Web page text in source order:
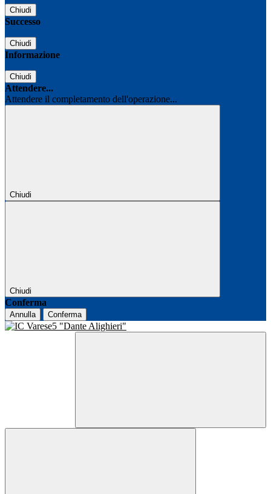
Chiudi
Successo
Chiudi
Informazione
Chiudi
Attendere...
Attendere il completamento dell'operazione...
Chiudi
Chiudi
Conferma
Annulla Conferma